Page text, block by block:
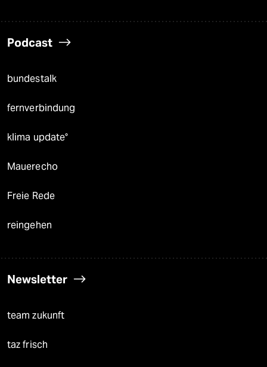
Podcast
bundestalk
fernverbindung
klima update°
Mauerecho
Freie Rede
reingehen
Newsletter
team zukunft
taz frisch